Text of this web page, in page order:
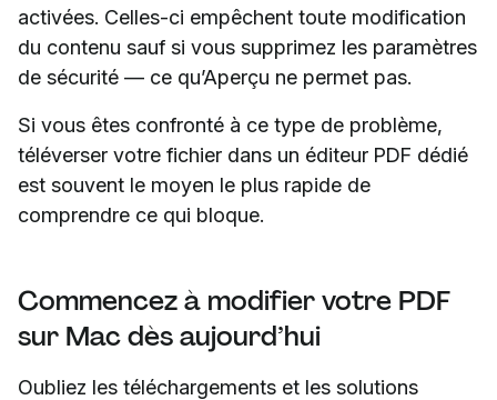
activées. Celles-ci empêchent toute modification
du contenu sauf si vous supprimez les paramètres
de sécurité — ce qu’Aperçu ne permet pas.
Si vous êtes confronté à ce type de problème,
téléverser votre fichier dans un éditeur PDF dédié
est souvent le moyen le plus rapide de
comprendre ce qui bloque.
Commencez à modifier votre PDF
sur Mac dès aujourd’hui
Oubliez les téléchargements et les solutions